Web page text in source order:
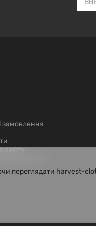
замовлення
сайту
переглядати harvest-